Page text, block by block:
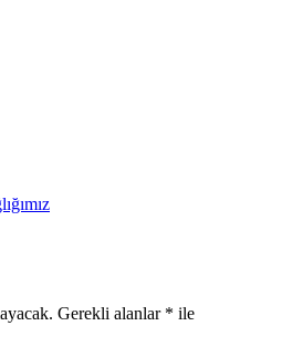
Gerekli alanlar * ile